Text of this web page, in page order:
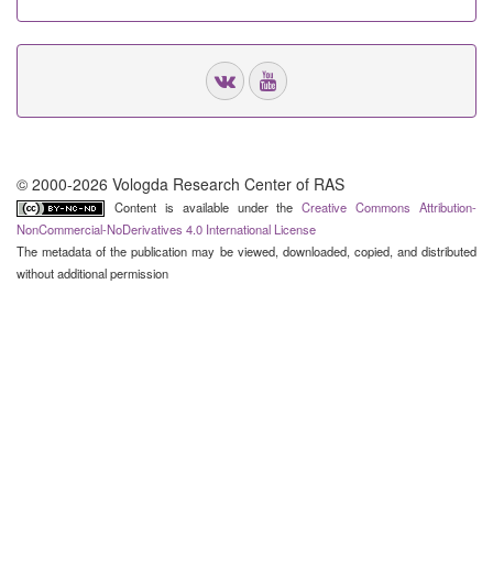
© 2000-2026 Vologda Research Center of RAS
Content is available under theCreative Commons Attribution-
NonCommercial-NoDerivatives 4.0 International License
The metadata of the publication may be viewed, downloaded, copied, and distributed
without additional permission